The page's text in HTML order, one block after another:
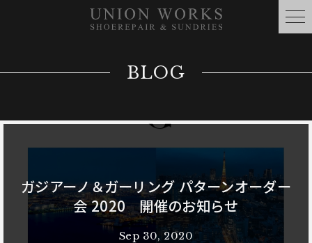
BLOG
ガジアーノ＆ガーリング パターンオーダー
会 2020 開催のお知らせ
Sep 30, 2020